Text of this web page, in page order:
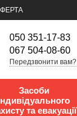
050 351-17-83
067 504-08-60
Передзвонити вам?
Засоби
та евакуації